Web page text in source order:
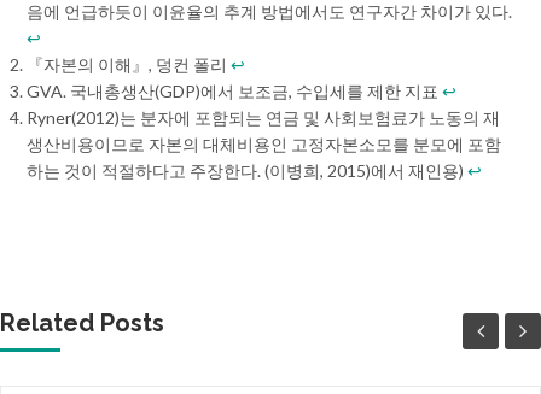
음에 언급하듯이 이윤율의 추계 방법에서도 연구자간 차이가 있다.
↩︎
『자본의 이해』, 덩컨 폴리↩︎
GVA. 국내총생산(GDP)에서 보조금, 수입세를 제한 지표↩︎
Ryner(2012)는 분자에 포함되는 연금 및 사회보험료가 노동의 재
생산비용이므로 자본의 대체비용인 고정자본소모를 분모에 포함
하는 것이 적절하다고 주장한다. (이병희, 2015)에서 재인용)↩︎
Related Posts